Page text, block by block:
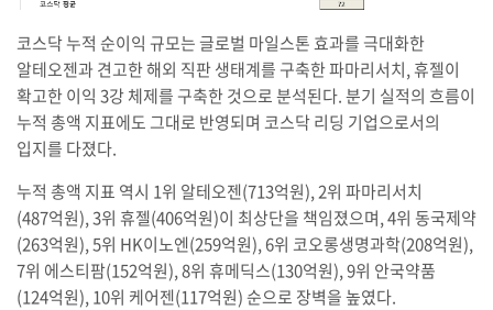
코스닥 누적 순이익 규모는 글로벌 마일스톤 효과를 극대화한
알테오젠과 견고한 해외 직판 생태계를 구축한 파마리서치, 휴젤이
확고한 이익 3강 체제를 구축한 것으로 분석된다. 분기 실적의 흐름이
누적 총액 지표에도 그대로 반영되며 코스닥 리딩 기업으로서의
입지를 다졌다.
누적 총액 지표 역시 1위 알테오젠(713억원), 2위 파마리서치
(487억원), 3위 휴젤(406억원)이 최상단을 책임졌으며, 4위 동국제약
(263억원), 5위 HK이노엔(259억원), 6위 코오롱생명과학(208억원),
7위 에스티팜(152억원), 8위 휴메딕스(130억원), 9위 안국약품
(124억원), 10위 케어젠(117억원) 순으로 장벽을 높였다.